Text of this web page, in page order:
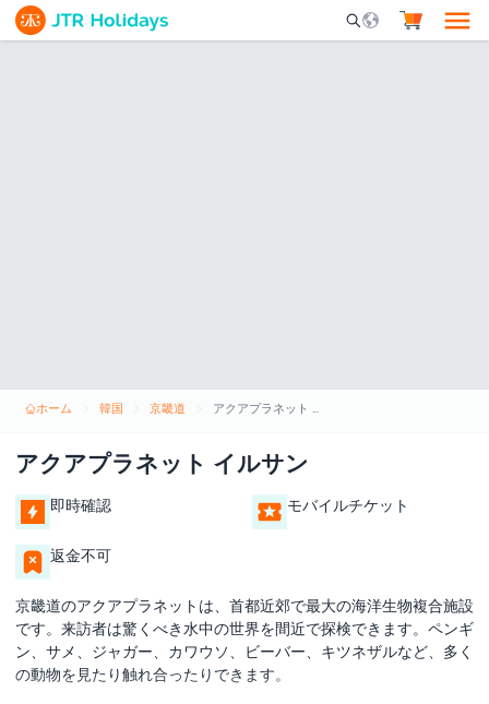
Mobile Search
ホーム 韓国 京畿道 アクアプラネット イルサン
アクアプラネット イルサン
即時確認 モバイルチケット
返金不可
京畿道のアクアプラネットは、首都近郊で最大の海洋生物複合施設
です。来訪者は驚くべき水中の世界を間近で探検できます。ペンギ
ン、サメ、ジャガー、カワウソ、ビーバー、キツネザルなど、多く
の動物を見たり触れ合ったりできます。